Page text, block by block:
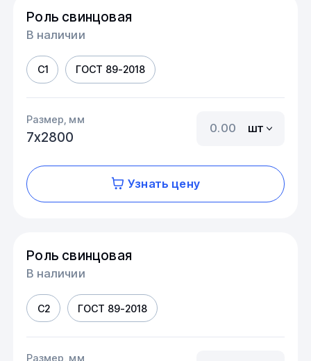
Роль свинцовая
В наличии
С1 ГОСТ 89-2018
Размер, мм
7х2800
шт
Узнать цену
Роль свинцовая
В наличии
С2 ГОСТ 89-2018
Размер, мм